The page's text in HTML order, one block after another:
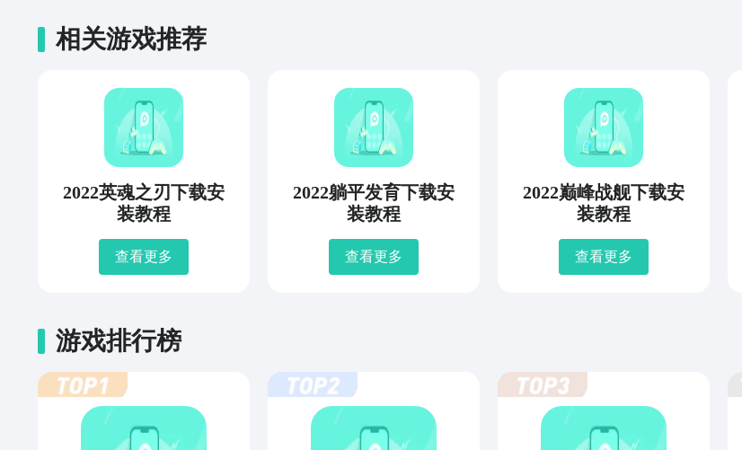
相关游戏推荐
2022英魂之刃下载安
装教程
查看更多
2022躺平发育下载安
装教程
查看更多
2022巅峰战舰下载安
装教程
查看更多
游戏排行榜